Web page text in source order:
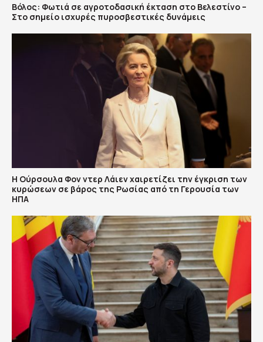
Βόλος: Φωτιά σε αγροτοδασική έκταση στο Βελεστίνο –
Στο σημείο ισχυρές πυροσβεστικές δυνάμεις
Η Ούρσουλα Φον ντερ Λάιεν χαιρετίζει την έγκριση των
κυρώσεων σε βάρος της Ρωσίας από τη Γερουσία των
ΗΠΑ